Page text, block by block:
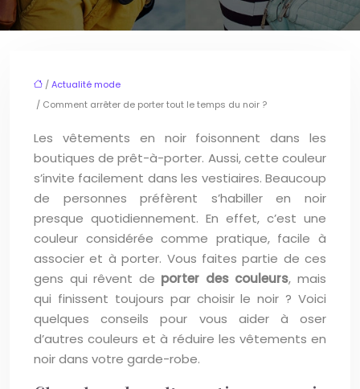
/Actualité mode
/ Comment arrêter de porter tout le temps du noir ?
Les vêtements en noir foisonnent dans les
boutiques de prêt-à-porter. Aussi, cette couleur
s’invite facilement dans les vestiaires. Beaucoup
de personnes préfèrent s’habiller en noir
presque quotidiennement. En effet, c’est une
couleur considérée comme pratique, facile à
associer et à porter. Vous faites partie de ces
gens qui rêvent de porter des couleurs, mais
qui finissent toujours par choisir le noir ? Voici
quelques conseils pour vous aider à oser
d’autres couleurs et à réduire les vêtements en
noir dans votre garde-robe.